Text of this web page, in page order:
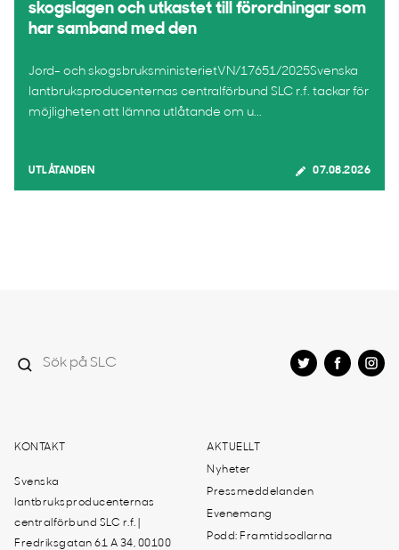
skogslagen och utkastet till förordningar som
har samband med den
Jord- och skogsbruksministerietVN/17651/2025Svenska
lantbruksproducenternas centralförbund SLC r.f. tackar för
möjligheten att lämna utlåtande om u...
UTLÅTANDEN 07.08.2026
KONTAKT
Svenska
lantbruksproducenternas
centralförbund SLC r.f. |
Fredriksgatan 61 A 34, 00100
AKTUELLT
Nyheter
Pressmeddelanden
Evenemang
Podd: Framtidsodlarna